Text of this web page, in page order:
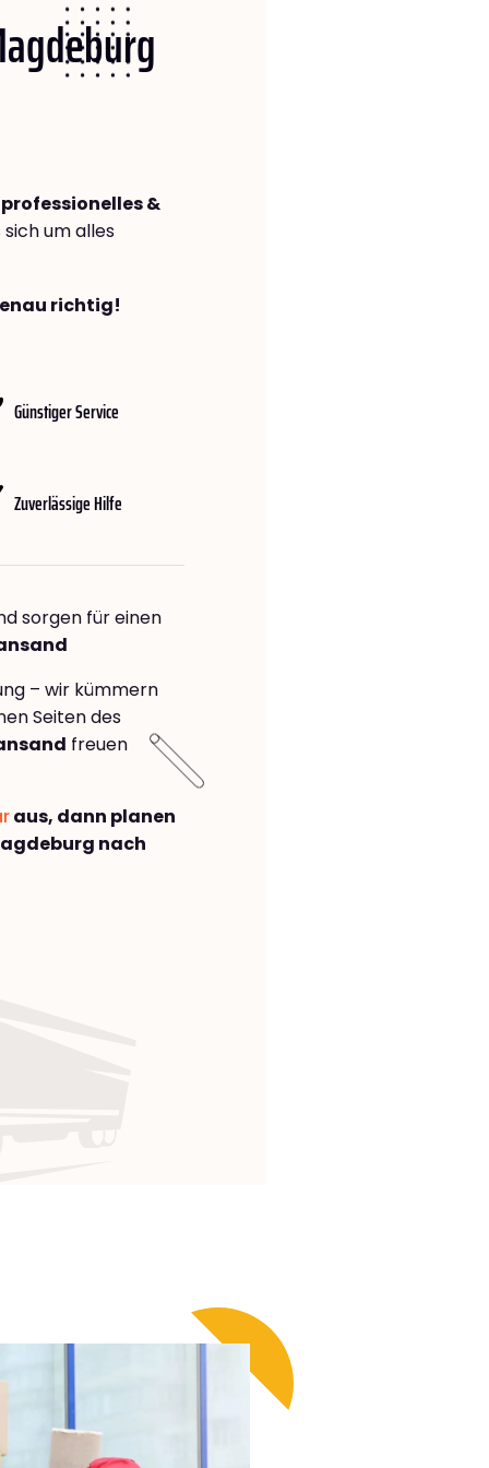
professionelles &
sich um alles
richtig!
Günstiger Service
Zuverlässige Hilfe
sorgen für einen
– wir kümmern
Seiten des
freuen
aus, dann planen
nach